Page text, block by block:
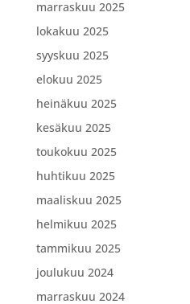
marraskuu 2025
lokakuu 2025
syyskuu 2025
elokuu 2025
heinäkuu 2025
kesäkuu 2025
toukokuu 2025
huhtikuu 2025
maaliskuu 2025
helmikuu 2025
tammikuu 2025
joulukuu 2024
marraskuu 2024